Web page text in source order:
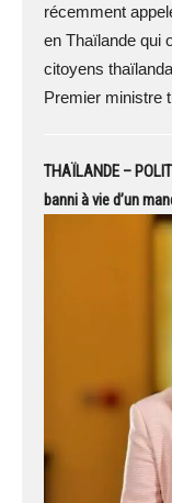
récemment
en Thaïlande qui
citoyens
Premier ministre
THAÏLANDE –
banni à vie d’un